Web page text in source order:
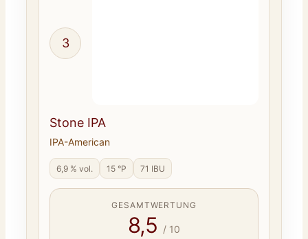
3
Stone IPA
IPA-American
6,9 % vol. 15 °P 71 IBU
GESAMTWERTUNG
8,5 / 10